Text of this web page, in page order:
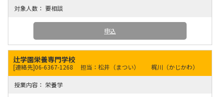
要相談
申込
辻学園栄養専門学校
[連絡先]06-6367-1268 担当：松井（まつい） 梶川（かじかわ）
栄養学